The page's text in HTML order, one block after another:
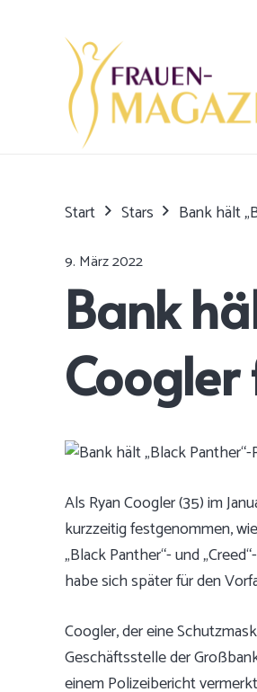
Start Stars Bank hält
9. März 2022
Bank
Als Ryan Coogler (35) im
kurzzeitig festgenommen,
„Black Panther“- und
habe sich später für den
Coogler, der eine
Geschäftsstelle der
einem Polizeibericht